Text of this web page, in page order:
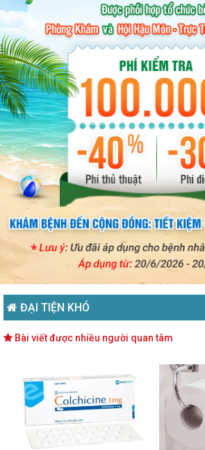
ĐẠI TIỆN KHÓ
Bài viết được nhiều người quan tâm